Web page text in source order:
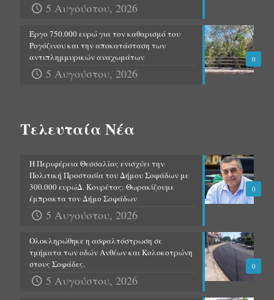
5 Αυγούστου, 2026
0
Έργο 750.000 ευρώ για τον καθαρισμό του
Ρογόζινου και την αποκατάσταση των
αντιπλημμυρικών αναχωμάτων
5 Αυγούστου, 2026
Τελευταία Νέα
0
Η Περιφέρεια Θεσσαλίας ενισχύει την
Πολιτική Προστασία του Δήμου Σοφάδων με
300.000 ευρώΔ. Κουρέτας: Θωρακίζουμε
έμπρακτα τον Δήμο Σοφάδων
5 Αυγούστου, 2026
0
Ολοκληρώθηκε η ασφαλτόστρωση σε
τμήματα των οδών Ανθέων και Κολοκοτρώνη
στους Σοφάδες.
5 Αυγούστου, 2026